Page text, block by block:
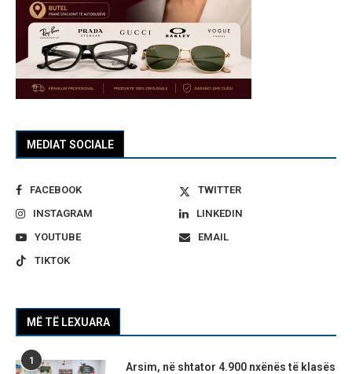
MEDIAT SOCIALE
FACEBOOK
TWITTER
INSTAGRAM
LINKEDIN
YOUTUBE
EMAIL
TIKTOK
MË TË LEXUARA
1
Arsim, në shtator 4.900 nxënës të klasës